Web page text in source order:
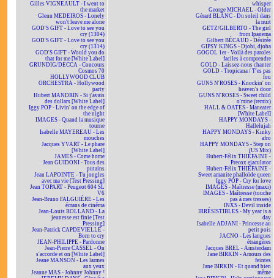
Gilles VIGNEAULT - I went to
the market
Glenn MEDEIROS - Lonely
won't leave me alone
GOD'S GIFT - Love to see you
cry (1304)
GOD'S GIFT - Love to see you
cry (1314)
GOD'S GIFT - Would you do
that for me [White Label]
GRUNDIG/DECCA - Concours
Cosmos 70
HOLLYWOOD CLUB
ORCHESTRA - Hollywood
party
Hubert MANDRIN - Si j'avais
des dollars [White Label]
Iggy POP - Livin' on the edge of
the night
IMAGES - Quand la musique
tourne
Isabelle MAYEREAU - Les
mouches
Jacques YVART - Le phare
[White Label]
JAMES - Come home
Jean GUIDONI - Tous des
putains
Jean LAPOINTE - Tu jongles
avec ma vie [Test Pressing]
Jean TOPART - Peugeot 604 SL
V6
Jean-Bruno FALGUIÈRE - Les
écrans de cinéma
Jean-Louis ROLLAND - La
jeunesse est finie [Test
Pressing]
Jean-Patrick CAPDEVIELLE -
Born to cry
JEAN-PHILIPPE - Pardonne
Jean-Pierre CASSEL - On
s'accorde et on [White Label]
Jeane MANSON - Les larmes
aux yeux
Jeanne MAS - Johnny Johnny ²
whisper
George MICHAEL - Older
Gérard BLANC - Du soleil dans
la nuit
GETZ/GILBERTO - The girl
from Ipanema
Gilbert BÉCAUD - Désirée
GIPSY KINGS - Djobi, djoba
GOGOL 1er - Voilà des paroles
faciles à comprendre
GOLD - Laissez-nous chanter
GOLD - Tropicana / T'es pas
fou
GUNS N'ROSES - Knockin' on
heaven's door
GUNS N'ROSES - Sweet child
o'mine (remix)
HALL & OATES - Maneater
[White Label]
HAPPY MONDAYS -
Hallelujah
HAPPY MONDAYS - Kinky
afro
HAPPY MONDAYS - Step on
(US Mix)
Hubert-Félix THIÉFAINE -
Precox ejaculator
Hubert-Félix THIÉFAINE -
Sweet amanite phalloïde queen
Iggy POP - Cry for love
IMAGES - Maîtresse (maxi)
IMAGES - Maîtresse (touche
pas à mes tresses)
INXS - Devil inside
IRRÉSISTIBLES - My year is a
day
Isabelle ADJANI - Princesse au
petit pois
JACNO - Les langues
étrangères
Jacques BREL - Amsterdam
Jane BIRKIN - Amours des
feintes
Jane BIRKIN - Et quand bien
même